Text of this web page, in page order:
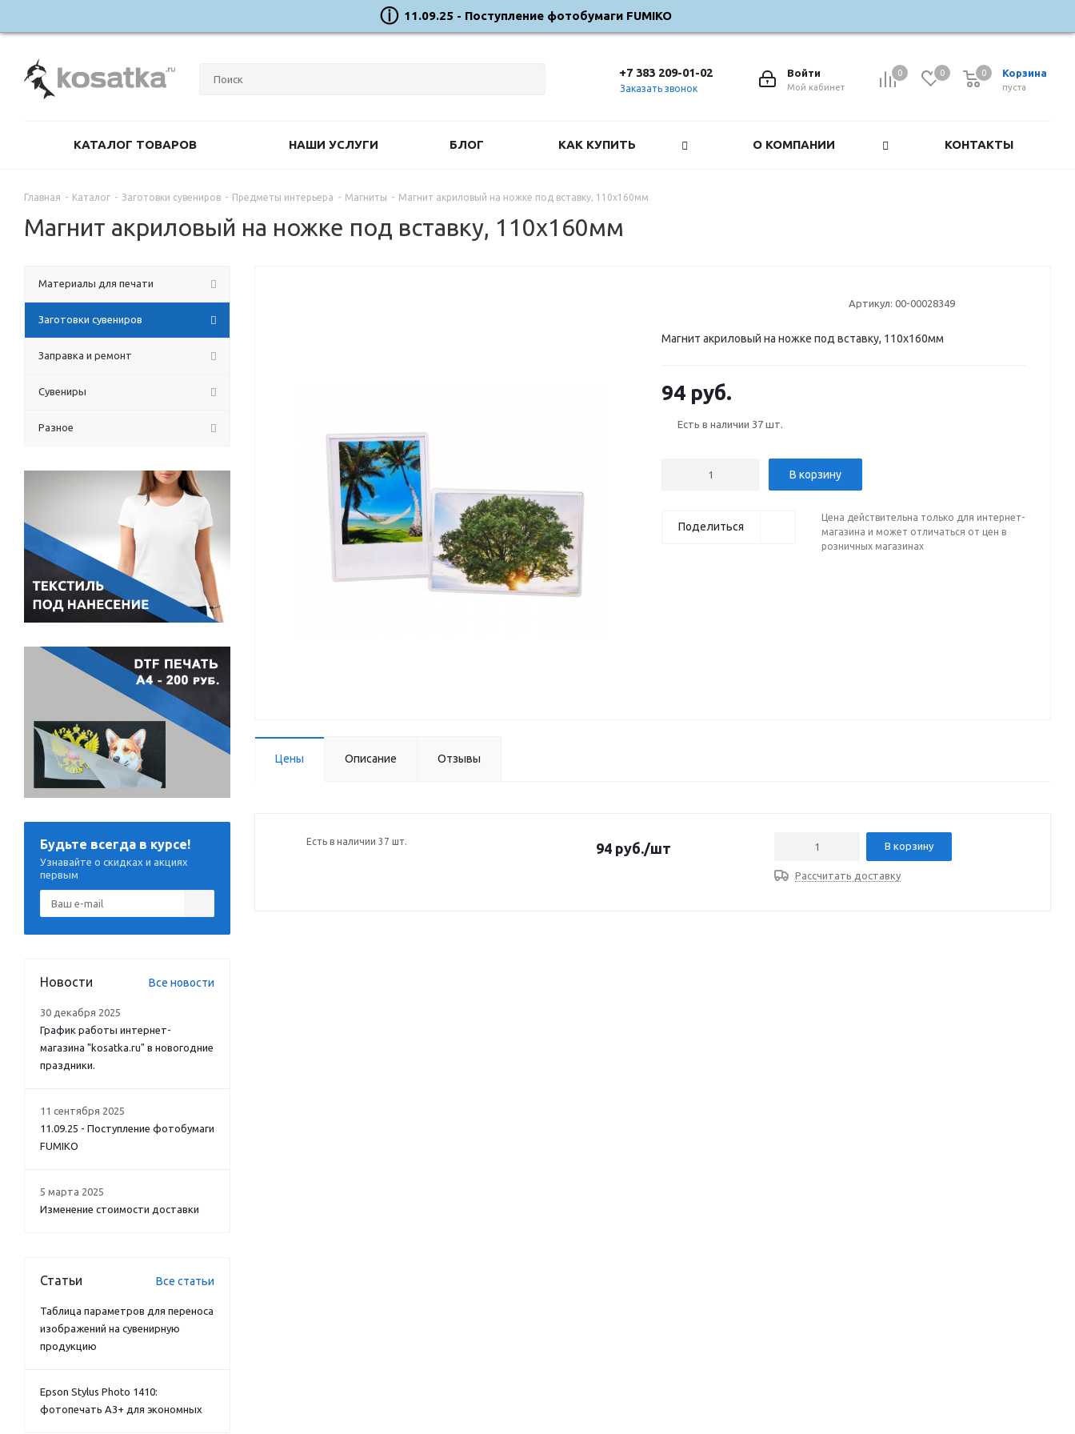
11.09.25 - Поступление фотобумаги FUMIKO
0 0 Корзина
0
пуста
0
Войти
Мой кабинет
+7 383 209-01-02
Заказать звонок
КАТАЛОГ ТОВАРОВ НАШИ УСЛУГИ БЛОГ КАК КУПИТЬ О КОМПАНИИ КОНТАКТЫ
Главная - Каталог - Заготовки сувениров - Предметы интерьера - Магниты - Магнит акриловый на ножке под вставку, 110х160мм
Магнит акриловый на ножке под вставку, 110х160мм
Артикул: 00-00028349
Магнит акриловый на ножке под вставку, 110х160мм
94 руб.
Есть в наличии 37 шт.
В корзину
Поделиться
Цена действительна только для интернет-
магазина и может отличаться от цен в
розничных магазинах
Цены Описание Отзывы
Есть в наличии 37 шт. 94 руб./шт В корзину
Рассчитать доставку
Материалы для печати
Заготовки сувениров
Заправка и ремонт
Сувениры
Разное
Будьте всегда в курсе!
Узнавайте о скидках и акциях
первым
Новости Все новости
30 декабря 2025
График работы интернет-
магазина "kosatka.ru" в новогодние
праздники.
11 сентября 2025
11.09.25 - Поступление фотобумаги
FUMIKO
5 марта 2025
Изменение стоимости доставки
Статьи Все статьи
Таблица параметров для переноса
изображений на сувенирную
продукцию
Epson Stylus Photo 1410:
фотопечать А3+ для экономных